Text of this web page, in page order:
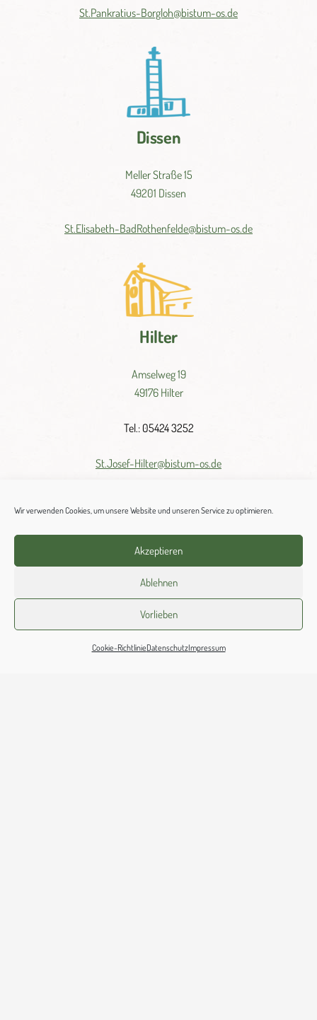
Wir verwenden Cookies, um unsere Website und unseren Service zu optimieren.
Akzeptieren
Ablehnen
Vorlieben
Cookie-RichtlinieDatenschutzImpressum
St.Pankratius-Borgloh@bistum-os.de
Dissen
Meller Straße 15
49201 Dissen
St.Elisabeth-BadRothenfelde@bistum-os.de
Hilter
Amselweg 19
49176 Hilter
Tel.: 05424 3252
St.Josef-Hilter@bistum-os.de
Wellendorf
49176 Hilter-Wellendorf